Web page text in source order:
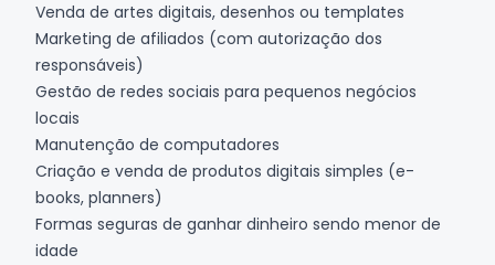
Venda de artes digitais, desenhos ou templates
Marketing de afiliados (com autorização dos
responsáveis)
Gestão de redes sociais para pequenos negócios
locais
Manutenção de computadores
Criação e venda de produtos digitais simples (e-
books, planners)
Formas seguras de ganhar dinheiro sendo menor de
idade